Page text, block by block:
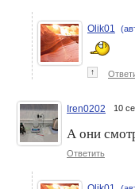
Olik01
↑
Iren0202 10
А они
Ответить